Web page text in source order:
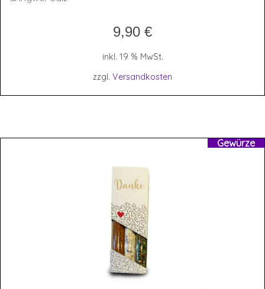
9,90 €
inkl. 19 % MwSt.
zzgl. Versandkosten
Gewürze